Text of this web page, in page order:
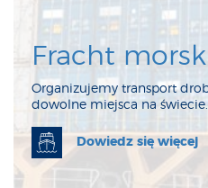
Fracht
Organizujemy transport
dowolne miejsca na świecie.
Dowiedz się więcej